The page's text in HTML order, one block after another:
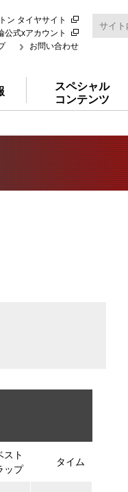
ン タイヤサイト
公式xアカウント
お問い合わせ
スペシャル
コンテンツ
スト
ップ
タイム